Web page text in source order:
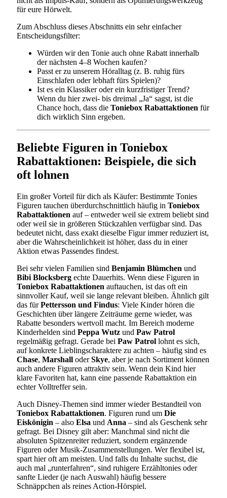
für eure Hörwelt.
Zum Abschluss dieses Abschnitts ein sehr einfacher
Entscheidungsfilter:
Würden wir den Tonie auch ohne Rabatt innerhalb
der nächsten 4–8 Wochen kaufen?
Passt er zu unserem Höralltag (z. B. ruhig fürs
Einschlafen oder lebhaft fürs Spielen)?
Ist es ein Klassiker oder ein kurzfristiger Trend?
Wenn du hier zwei- bis dreimal „Ja“ sagst, ist die
Chance hoch, dass die Toniebox Rabattaktionen für
dich wirklich Sinn ergeben.
Beliebte Figuren in Toniebox
Rabattaktionen: Beispiele, die sich
oft lohnen
Ein großer Vorteil für dich als Käufer: Bestimmte Tonies
Figuren tauchen überdurchschnittlich häufig in Toniebox
Rabattaktionen auf – entweder weil sie extrem beliebt sind
oder weil sie in größeren Stückzahlen verfügbar sind. Das
bedeutet nicht, dass exakt dieselbe Figur immer reduziert ist,
aber die Wahrscheinlichkeit ist höher, dass du in einer
Aktion etwas Passendes findest.
Bei sehr vielen Familien sind Benjamin Blümchen und
Bibi Blocksberg echte Dauerhits. Wenn diese Figuren in
Toniebox Rabattaktionen auftauchen, ist das oft ein
sinnvoller Kauf, weil sie lange relevant bleiben. Ähnlich gilt
das fürPettersson und Findus: Viele Kinder hören die
Geschichten über längere Zeiträume gerne wieder, was
Rabatte besonders wertvoll macht. Im Bereich moderne
Kinderhelden sind Peppa Wutz und Paw Patrol
regelmäßig gefragt. Gerade bei Paw Patrol lohnt es sich,
auf konkrete Lieblingscharaktere zu achten – häufig sind es
Chase, Marshall oderSkye, aber je nach Sortiment können
auch andere Figuren attraktiv sein. Wenn dein Kind hier
klare Favoriten hat, kann eine passende Rabattaktion ein
echter Volltreffer sein.
Auch Disney-Themen sind immer wieder Bestandteil von
Toniebox Rabattaktionen. Figuren rund um Die
Eiskönigin – also Elsa und Anna – sind als Geschenk sehr
gefragt. Bei Disney gilt aber: Manchmal sind nicht die
absoluten Spitzenreiter reduziert, sondern ergänzende
Figuren oder Musik-Zusammenstellungen. Wer flexibel ist,
spart hier oft am meisten. Und falls du Inhalte suchst, die
auch mal „runterfahren“, sind ruhigere Erzähltonies oder
sanfte Lieder (je nach Auswahl) häufig bessere
Schnäppchen als reines Action-Hörspiel.